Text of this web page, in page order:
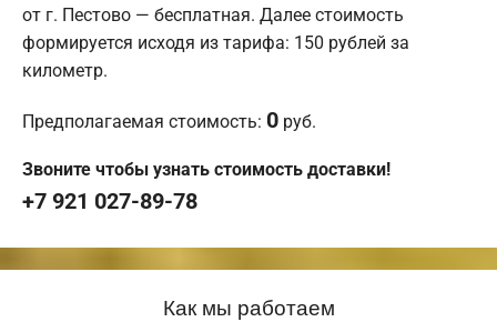
от г. Пестово — бесплатная. Далее стоимость
формируется исходя из тарифа: 150 рублей за
километр.
Предполагаемая стоимость: 0 руб.
Звоните чтобы узнать стоимость доставки!
+7 921 027-89-78
Как мы работаем